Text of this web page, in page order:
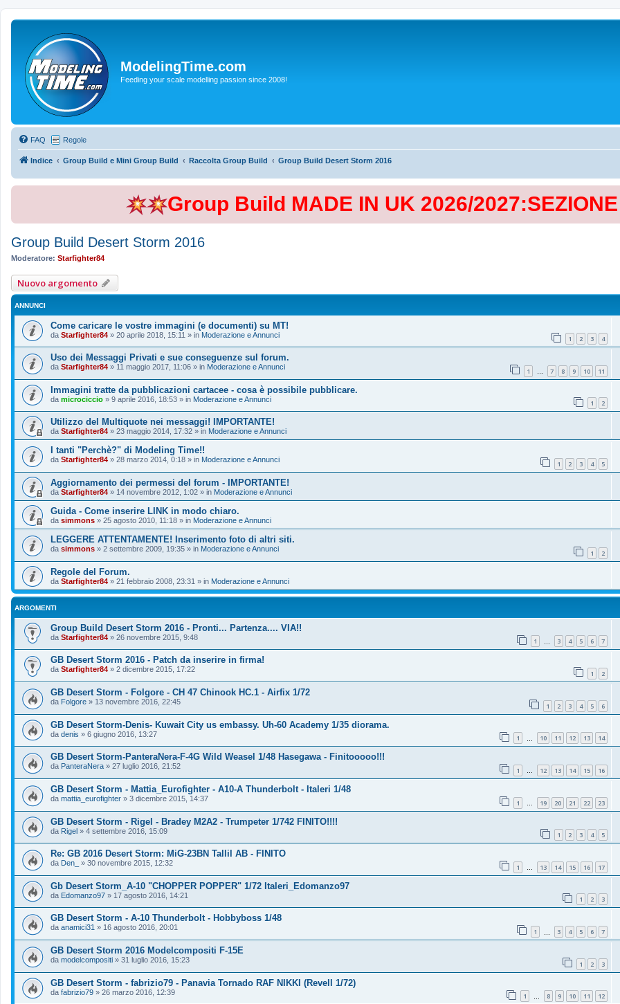
ModelingTime.com
Feeding your scale modelling passion since 2008!
FAQ Regole
Indice Group Build e Mini Group Build Raccolta Group Build Group Build Desert Storm 2016
Group Build MADE IN UK 2026/
Group Build Desert Storm 2016
Moderatore: Starfighter84
Nuovo argomento
ANNUNCI
Come caricare le vostre immagini (e documenti) su MT!
da Starfighter84 » 20 aprile 2018, 15:11 » in Moderazione e Annunci 1 2 3 4
Uso dei Messaggi Privati e sue conseguenze sul forum.
da Starfighter84 » 11 maggio 2017, 11:06 » in Moderazione e Annunci 1 … 7 8 9 10 11
Immagini tratte da pubblicazioni cartacee - cosa è possibile pubblicare.
da microciccio » 9 aprile 2016, 18:53 » in Moderazione e Annunci 1 2
Utilizzo del Multiquote nei messaggi! IMPORTANTE!
da Starfighter84 » 23 maggio 2014, 17:32 » in Moderazione e Annunci
I tanti "Perchè?" di Modeling Time!!
da Starfighter84 » 28 marzo 2014, 0:18 » in Moderazione e Annunci 1 2 3 4 5
Aggiornamento dei permessi del forum - IMPORTANTE!
da Starfighter84 » 14 novembre 2012, 1:02 » in Moderazione e Annunci
Guida - Come inserire LINK in modo chiaro.
da simmons » 25 agosto 2010, 11:18 » in Moderazione e Annunci
LEGGERE ATTENTAMENTE! Inserimento foto di altri siti.
da simmons » 2 settembre 2009, 19:35 » in Moderazione e Annunci 1 2
Regole del Forum.
da Starfighter84 » 21 febbraio 2008, 23:31 » in Moderazione e Annunci
ARGOMENTI
Group Build Desert Storm 2016 - Pronti... Partenza.... VIA!!
da Starfighter84 » 26 novembre 2015, 9:48 1 3 4 5 6 7
GB Desert Storm 2016 - Patch da inserire in firma!
da Starfighter84 » 2 dicembre 2015, 17:22 1 2
GB Desert Storm - Folgore - CH 47 Chinook HC.1 - Airfix 1/72
da Folgore » 13 novembre 2016, 22:45 1 2 3 4 5 6
GB Desert Storm-Denis- Kuwait City us embassy. Uh-60 Academy 1/35 diorama.
da denis » 6 giugno 2016, 13:27 1 10 11 12 13 14
GB Desert Storm-PanteraNera-F-4G Wild Weasel 1/48 Hasegawa - Finitooooo!!!
da PanteraNera » 27 luglio 2016, 21:52 1 … 12 13 14 15 16
GB Desert Storm - Mattia_Eurofighter - A10-A Thunderbolt - Italeri 1/48
da mattia_eurofighter » 3 dicembre 2015, 14:37 1 … 19 20 21 22 23
GB Desert Storm - Rigel - Bradey M2A2 - Trumpeter 1/742 FINITO!!!!
da Rigel » 4 settembre 2016, 15:09 1 2 3 4 5
Re: GB 2016 Desert Storm: MiG-23BN Tallil AB - FINITO
da Den_ » 30 novembre 2015, 12:32 1 … 13 14 15 16 17
Gb Desert Storm_A-10 "CHOPPER POPPER" 1/72 Italeri_Edomanzo97
da Edomanzo97 » 17 agosto 2016, 14:21 1 2 3
GB Desert Storm - A-10 Thunderbolt - Hobbyboss 1/48
da anamici31 » 16 agosto 2016, 20:01 1 3 4 5 6 7
GB Desert Storm 2016 Modelcompositi F-15E
da modelcompositi » 31 luglio 2016, 15:23 1 2 3
GB Desert Storm - fabrizio79 - Panavia Tornado RAF NIKKI (Revell 1/72)
da fabrizio79 » 26 marzo 2016, 12:39 1 8 9 10 11 12